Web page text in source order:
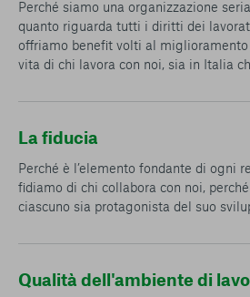
Perché siamo una organizzazione
quanto riguarda tutti i diritti dei
offriamo benefit volti al
vita di chi lavora con noi, sia in Italia
La fiducia
Perché è l’elemento fondante di ogni
fidiamo di chi collabora con noi,
ciascuno sia protagonista del suo
Qualità dell'ambiente di